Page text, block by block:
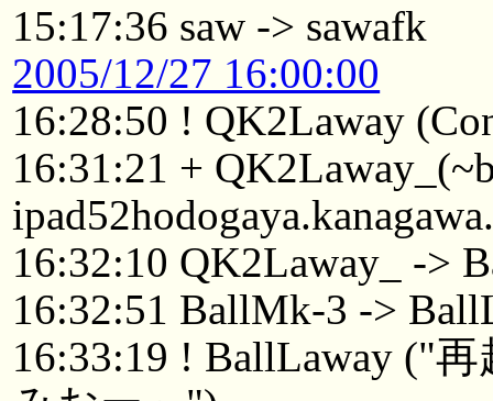
15:17:36 saw -> sawafk
2005/12/27 16:00:00
16:28:50 ! QK2Laway
16:31:21 +
16:32:10 QK2Laway_ ->
16:32:51 BallMk-3 ->
16:33:19 ! BallLaway ("